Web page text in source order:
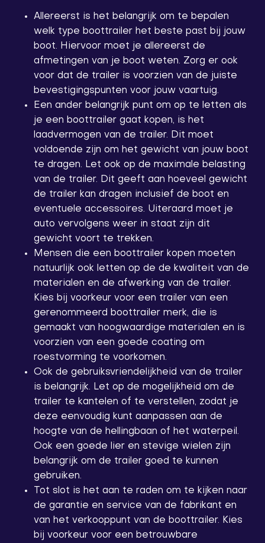
Allereerst is het belangrijk om te bepalen
welk type boottrailer het beste past bij jouw
boot. Hiervoor moet je allereerst de
afmetingen van je boot weten. Zorg er ook
voor dat de trailer is voorzien van de juiste
bevestigingspunten voor jouw vaartuig.
Een ander belangrijk punt om op te letten als
je een boottrailer gaat kopen, is het
laadvermogen van de trailer. Dit moet
voldoende zijn om het gewicht van jouw boot
te dragen. Let ook op de maximale belasting
van de trailer. Dit geeft aan hoeveel gewicht
de trailer kan dragen inclusief de boot en
eventuele accessoires. Uiteraard moet je
auto vervolgens weer in staat zijn dit
gewicht voort te trekken.
Mensen die een boottrailer kopen moeten
natuurlijk ook letten op de de kwaliteit van de
materialen en de afwerking van de trailer.
Kies bij voorkeur voor een trailer van een
gerenommeerd boottrailer merk, die is
gemaakt van hoogwaardige materialen en is
voorzien van een goede coating om
roestvorming te voorkomen.
Ook de gebruiksvriendelijkheid van de trailer
is belangrijk. Let op de mogelijkheid om de
trailer te kantelen of te verstellen, zodat je
deze eenvoudig kunt aanpassen aan de
hoogte van de hellingbaan of het waterpeil.
Ook een goede lier en stevige wielen zijn
belangrijk om de trailer goed te kunnen
gebruiken.
Tot slot is het aan te raden om te kijken naar
de garantie en service van de fabrikant en
van het verkooppunt van de boottrailer. Kies
bij voorkeur voor een betrouwbare